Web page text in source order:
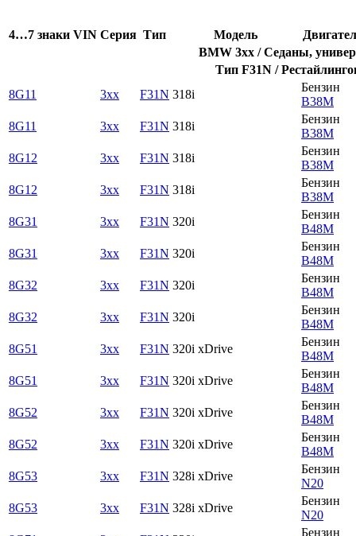
4…7 знаки VIN Серия Тип Модель
BMW 3xx / Седаны,
Тип F31N /
8G11
3xx F31N 318i
Бензин
B38M
8G11
3xx F31N 318i
Бензин
B38M
8G12
3xx F31N 318i
Бензин
B38M
8G12
3xx F31N 318i
Бензин
B38M
8G31
3xx F31N 320i
Бензин
B48M
8G31
3xx F31N 320i
Бензин
B48M
8G32
3xx F31N 320i
Бензин
B48M
8G32
3xx F31N 320i
Бензин
B48M
8G51
3xx F31N 320i xDrive
Бензин
B48M
8G51
3xx F31N 320i xDrive
Бензин
B48M
8G52
3xx F31N 320i xDrive
Бензин
B48M
8G52
3xx F31N 320i xDrive
Бензин
B48M
8G53
3xx F31N 328i xDrive
Бензин
N20
8G53
3xx F31N 328i xDrive
Бензин
N20
Бензин